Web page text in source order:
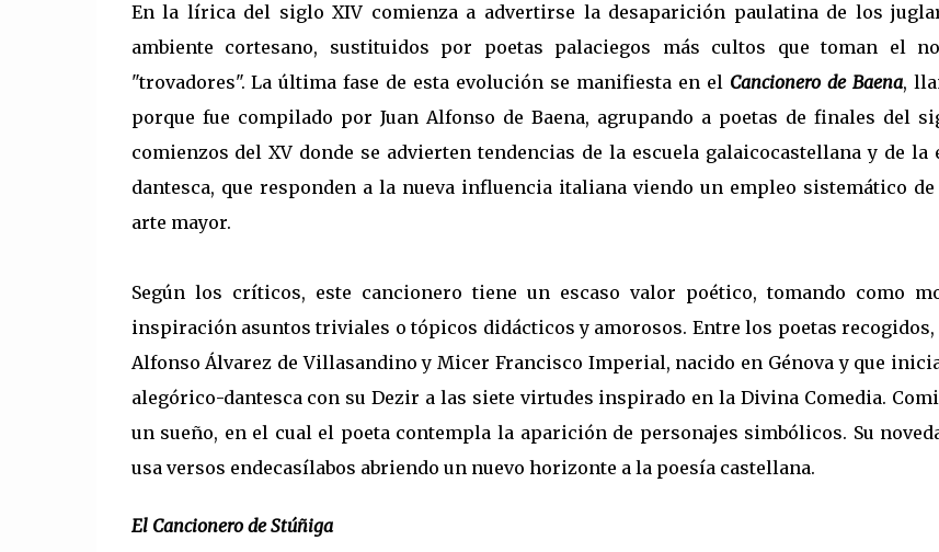
En la lírica del siglo XIV comienza a advertirse la desaparición paulatina de los
ambiente cortesano, sustituidos por poetas palaciegos más cultos que toman el
"trovadores". La última fase de esta evolución se manifiesta en el Cancionero de Baena,
porque fue compilado por Juan Alfonso de Baena, agrupando a poetas de finales del
comienzos del XV donde se advierten tendencias de la escuela galaicocastellana y de la
dantesca, que responden a la nueva influencia italiana viendo un empleo sistemático de
arte mayor.
Según los críticos, este cancionero tiene un escaso valor poético, tomando como
inspiración asuntos triviales o tópicos didácticos y amorosos. Entre los poetas recogidos,
Alfonso Álvarez de Villasandino y Micer Francisco Imperial, nacido en Génova y que
alegórico-dantesca con su Dezir a las siete virtudes inspirado en la Divina Comedia.
un sueño, en el cual el poeta contempla la aparición de personajes simbólicos. Su
usa versos endecasílabos abriendo un nuevo horizonte a la poesía castellana.
El Cancionero de Stúñiga